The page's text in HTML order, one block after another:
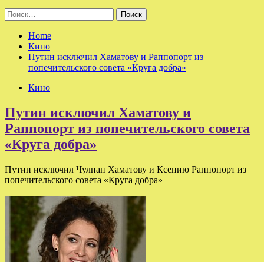
Найти:
Home
Кино
Путин исключил Хаматову и Раппопорт из
попечительского совета «Круга добра»
Кино
Путин исключил Хаматову и
Раппопорт из попечительского совета
«Круга добра»
Путин исключил Чулпан Хаматову и Ксению Раппопорт из
попечительского совета «Круга добра»